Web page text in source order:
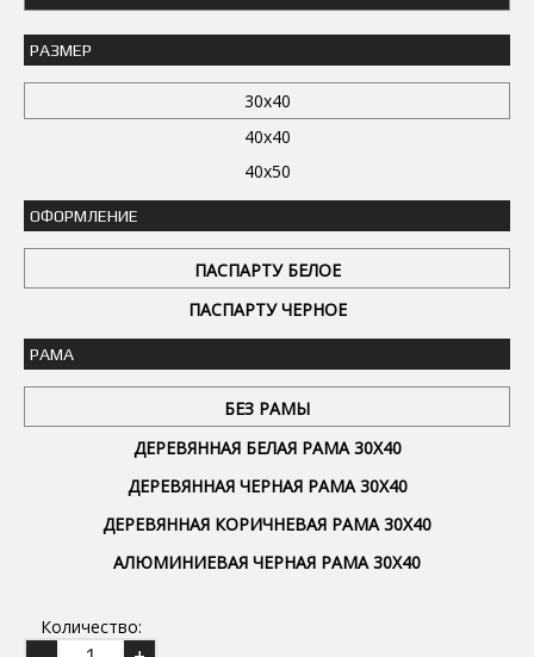
РАЗМЕР
30x40
40x40
40x50
ОФОРМЛЕНИЕ
ПАСПАРТУ БЕЛОЕ
ПАСПАРТУ ЧЕРНОЕ
РАМА
БЕЗ РАМЫ
ДЕРЕВЯННАЯ БЕЛАЯ РАМА 30Х40
ДЕРЕВЯННАЯ ЧЕРНАЯ РАМА 30Х40
ДЕРЕВЯННАЯ КОРИЧНЕВАЯ РАМА 30Х40
АЛЮМИНИЕВАЯ ЧЕРНАЯ РАМА 30Х40
Количество: